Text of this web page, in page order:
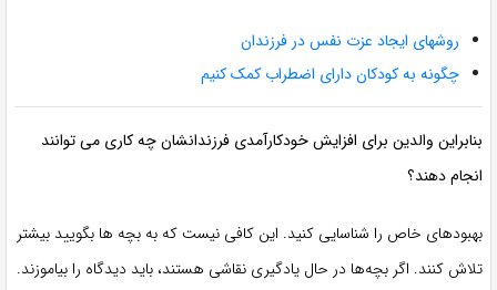
روشهای ایجاد عزت نفس در فرزندان
چگونه به کودکان دارای اضطراب کمک کنیم
بنابراین والدین برای افزایش خودکارآمدی فرزندانشان چه کاری می توانند
انجام دهند؟
بهبودهای خاص را شناسایی کنید. این کافی نیست که به بچه ها بگویید بیشتر
تلاش کنند. اگر بچه‌ها در حال یادگیری نقاشی هستند، باید دیدگاه را بیاموزند.